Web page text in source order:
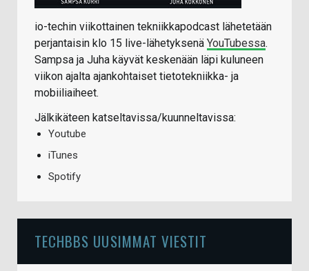
io-techin viikottainen tekniikkapodcast lähetetään
perjantaisin klo 15 live-lähetyksenä YouTubessa.
Sampsa ja Juha käyvät keskenään läpi kuluneen
viikon ajalta ajankohtaiset tietotekniikka- ja
mobiiliaiheet.
Jälkikäteen katseltavissa/kuunneltavissa:
Youtube
iTunes
Spotify
TECHBBS UUSIMMAT VIESTIT